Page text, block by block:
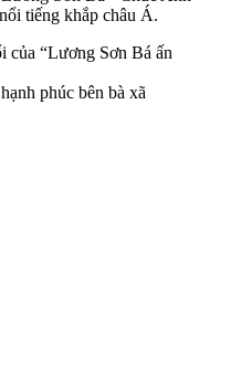
tiếng khắp châu Á.
phúc bên bà xã